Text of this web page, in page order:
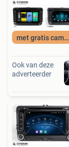
met gratis camera
Ook van deze
adverteerder